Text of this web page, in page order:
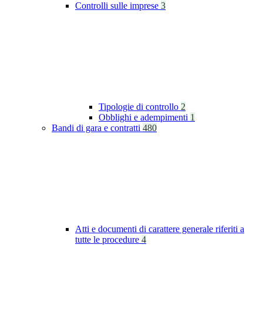
Controlli sulle imprese 3
Tipologie di controllo 2
Obblighi e adempimenti 1
Bandi di gara e contratti 480
Atti e documenti di carattere generale riferiti a
tutte le procedure 4